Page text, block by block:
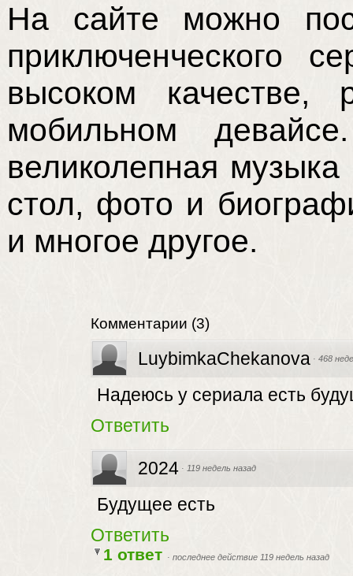
На сайте можно
приключенческого
высоком
мобильном
великолепная
стол, фото и
и многое другое.
Комментарии (3)
LuybimkaChekanova · 468
Надеюсь у сериала есть
Ответить
2024 · 119 недель назад
Будущее есть
Ответить
1 ответ · последнее действие 119 недель назад